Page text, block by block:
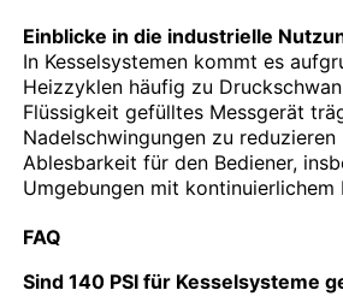
Einblicke in die industrielle
In Kesselsystemen kommt es
Heizzyklen häufig zu
Flüssigkeit gefülltes Messgerät
Nadelschwingungen zu
Ablesbarkeit für den Bediener,
Umgebungen mit kontinuierlichem
FAQ
Sind 140 PSI für Kesselsysteme